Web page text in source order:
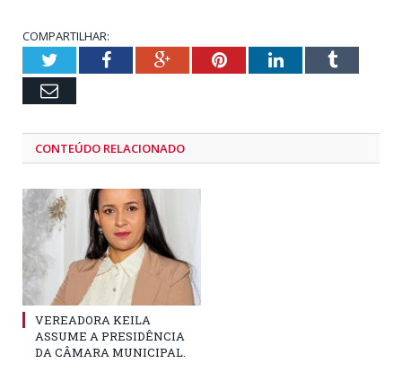
COMPARTILHAR:
TwitterFacebookGoogle+PinterestLinkedInTumblr
Email
CONTEÚDO RELACIONADO
VEREADORA KEILA
ASSUME A PRESIDÊNCIA
DA CÂMARA MUNICIPAL.